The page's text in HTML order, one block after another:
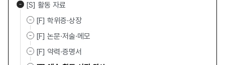
[S] 활동 자료
[F] 학위증·상장
[F] 논문·저술·메모
[F] 약력·증명서